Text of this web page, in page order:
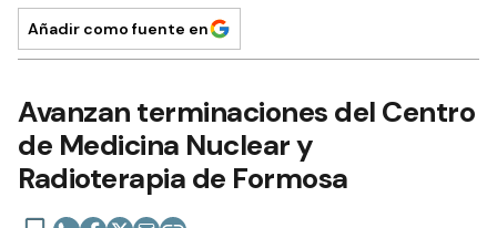
Añadir como fuente en
Avanzan terminaciones del Centro
de Medicina Nuclear y
Radioterapia de Formosa